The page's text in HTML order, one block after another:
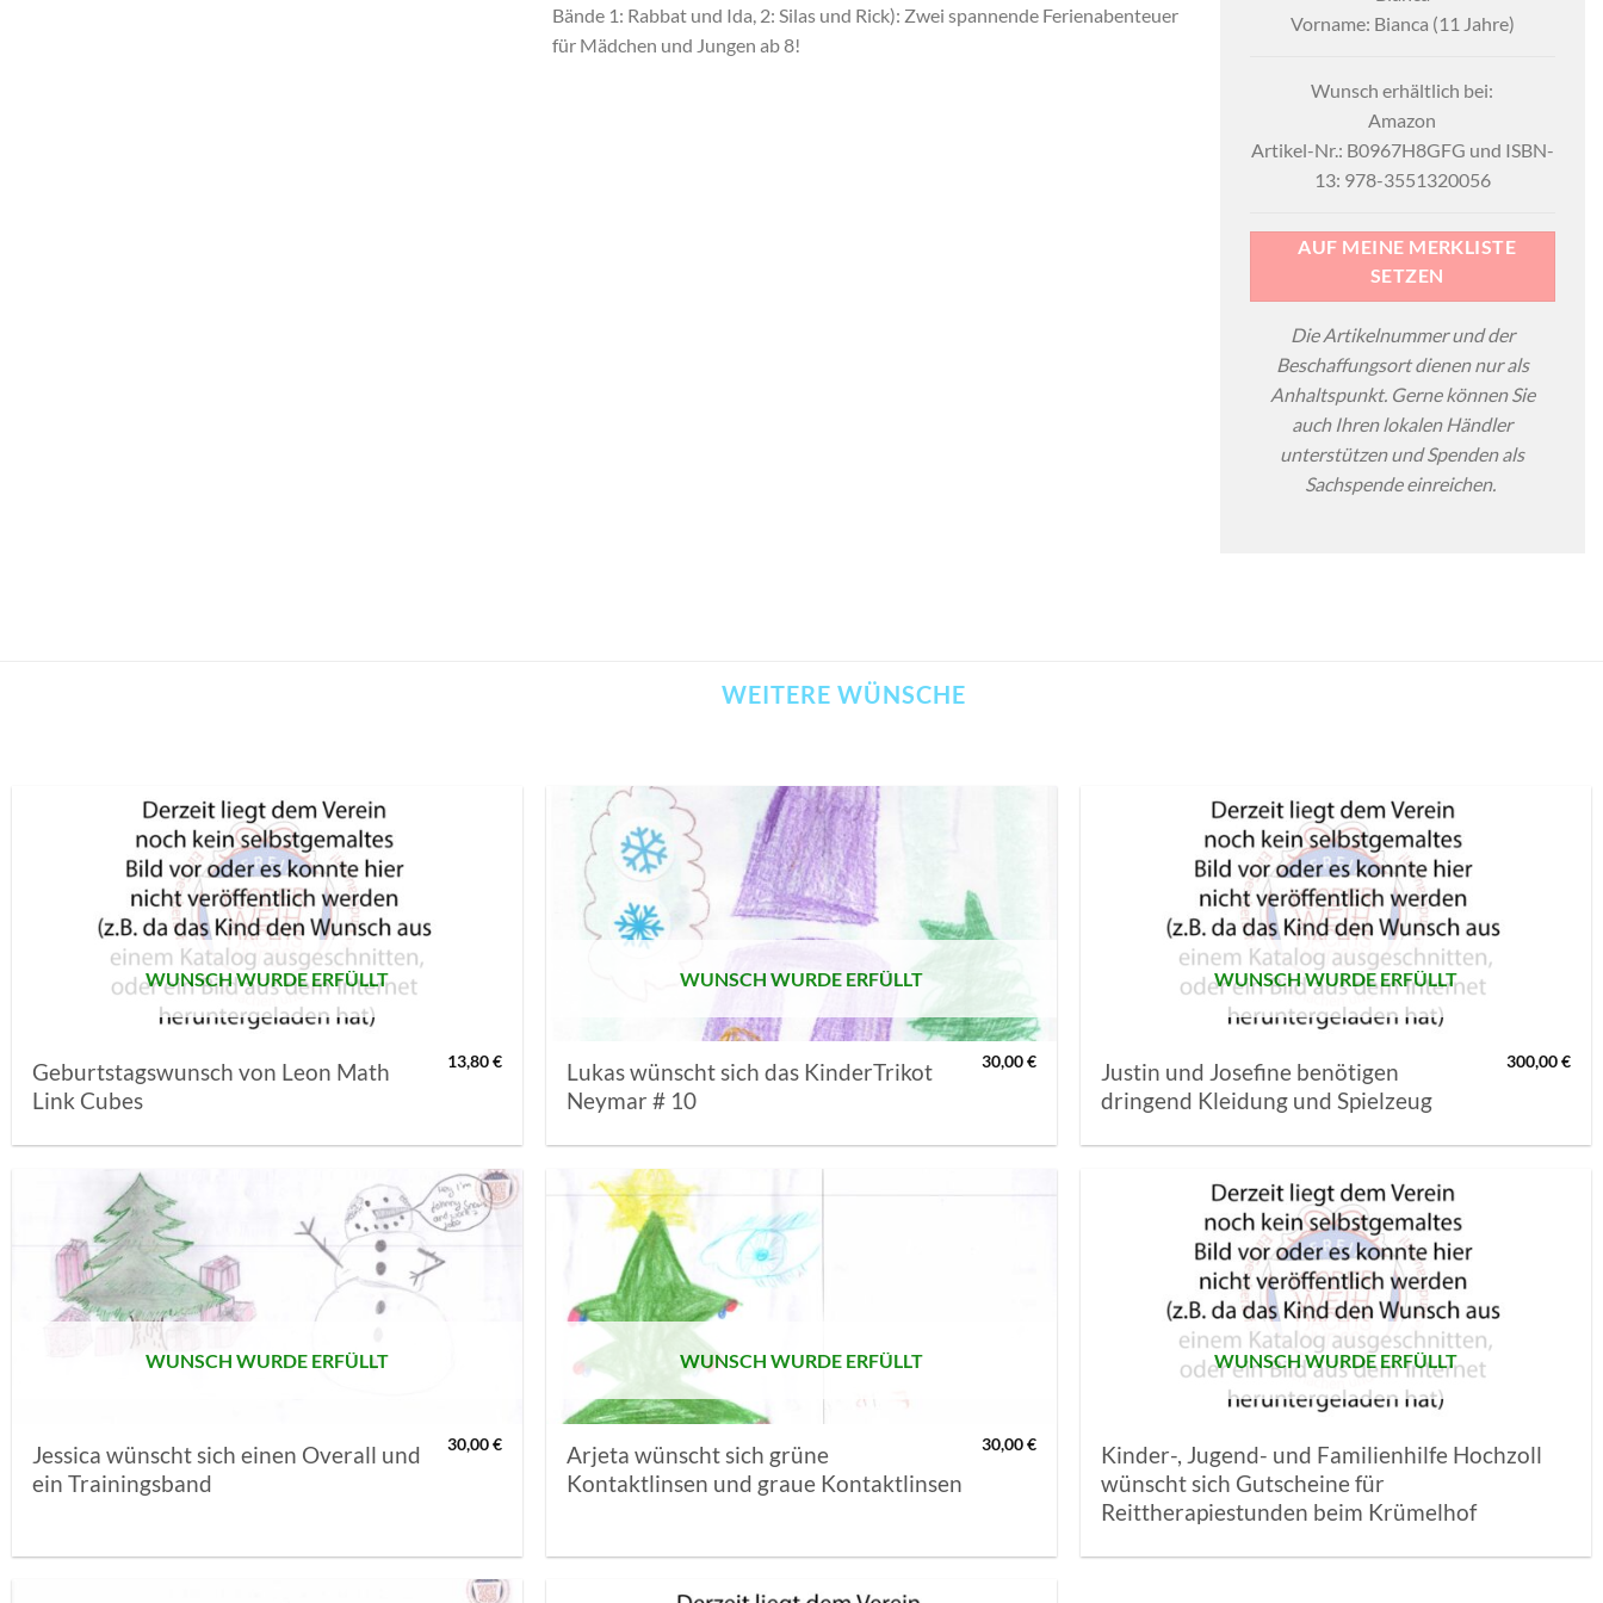
Bände 1: Rabbat und Ida, 2: Silas und Rick): Zwei spannende Ferienabenteuer
für Mädchen und Jungen ab 8!
Vorname: Bianca (11 Jahre)
Wunsch erhältlich bei:
Amazon
Artikel-Nr.: B0967H8GFG und ISBN-
13: 978-3551320056
AUF MEINE MERKLISTE
SETZEN
Die Artikelnummer und der
Beschaffungsort dienen nur als
Anhaltspunkt. Gerne können Sie
auch Ihren lokalen Händler
unterstützen und Spenden als
Sachspende einreichen.
WEITERE WÜNSCHE
WUNSCH WURDE ERFÜLLT
Geburtstagswunsch von Leon Math
Link Cubes
13,80€
SETZEN
WUNSCH WURDE ERFÜLLT
Lukas wünscht sich das KinderTrikot
Neymar # 10
30,00€
WUNSCH WURDE ERFÜLLT
Justin und Josefine benötigen
dringend Kleidung und Spielzeug
300,00€
AUF MEINE
MERKLISTE
SETZEN
WUNSCH WURDE ERFÜLLT
Jessica wünscht sich einen Overall und
ein Trainingsband
30,00€
WUNSCH WURDE ERFÜLLT
Arjeta wünscht sich grüne
Kontaktlinsen und graue Kontaktlinsen
30,00€
WUNSCH WURDE ERFÜLLT
Kinder-, Jugend- und Familienhilfe Hochzoll
wünscht sich Gutscheine für
Reittherapiestunden beim Krümelhof